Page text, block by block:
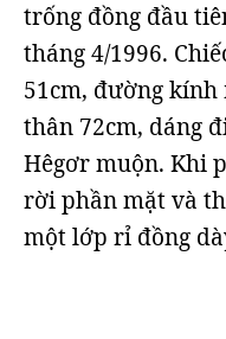
trống đồng đầu
tháng 4/1996.
51cm, đường
thân 72cm, dáng
Hêgơr muộn. Khi
rời phần mặt và
một lớp rỉ đồng